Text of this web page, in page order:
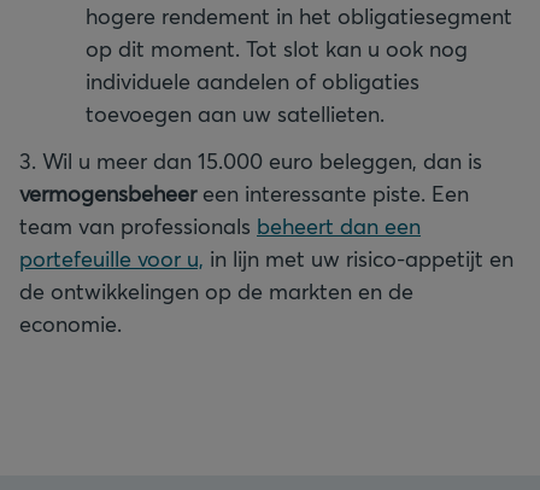
hogere rendement in het obligatiesegment
op dit moment. Tot slot kan u ook nog
individuele aandelen of obligaties
toevoegen aan uw satellieten.
3. Wil u meer dan 15.000 euro beleggen, dan is
vermogensbeheereen interessante piste. Een
team van professionals beheert dan een
portefeuille voor u, in lijn met uw risico-appetijt en
de ontwikkelingen op de markten en de
economie.